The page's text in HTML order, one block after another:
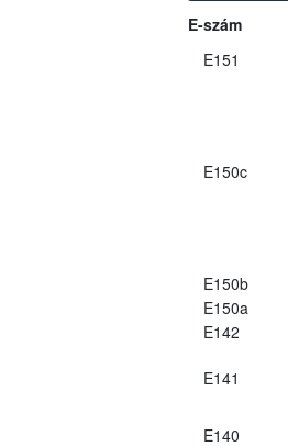
E-szám
E151
E150c
E150b
E150a
E142
E141
E140